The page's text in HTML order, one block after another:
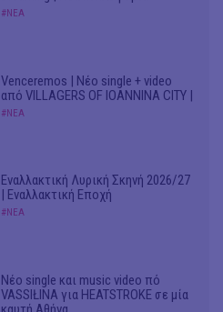
#ΝΕΑ
Venceremos | Νέο single + video
από VILLAGERS OF IOANNINA CITY |
#ΝΕΑ
Εναλλακτική Λυρική Σκηνή 2026/27
| Εναλλακτική Εποχή
#ΝΕΑ
Νέο single και music video πό
VASSIŁINA για HEATSTROKE σε μία